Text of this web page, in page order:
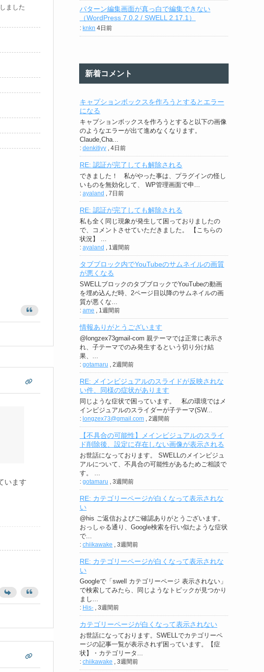
ました
います
パターン編集画面が真っ白で編集できない
（WordPress 7.0.2 / SWELL 2.17.1）
: knkn 4日前
新着コメント
キャプションボックスを作ろうとするとエラー
になる
キャプションボックスを作ろうとすると以下の画像
のようなエラーが出て進めなくなります。
Claude,Cha...
: denkitiyy 4日前
RE: 認証が完了しても解除される
できました！ 私がやった事は、プラグインの怪し
いものを無効化して、 WP管理画面で申...
: ayaland 7日前
RE: 認証が完了しても解除される
私も全く同じ現象が発生して困っておりましたの
で、コメントさせていただきました。 【こちらの
状況】 ...
: ayaland 1週間前
タブブロック内でYouTubeのサムネイルの画質
が悪くなる
SWELLブロックのタブブロックでYouTubeの動画
を埋め込んだ時、2ページ目以降のサムネイルの画
質が悪くな...
: ame 1週間前
情報ありがとうございます
@longzex73gmail-com 親テーマでは正常に表示さ
れ、子テーマでのみ発生するという切り分け結
果、...
: gotamaru 2週間前
RE: メインビジュアルのスライドが反映されな
い件、同様の症状があります
同じような症状で困っています。 私の環境ではメ
インビジュアルのスライダーが子テーマ(SW...
: longzex73@gmail.com 2週間前
【不具合の可能性】メインビジュアルのスライ
ド削除後、設定に存在しない画像が表示される
お世話になっております。 SWELLのメインビジュ
アルについて、不具合の可能性があるためご相談で
す。 ...
: gotamaru 3週間前
RE: カテゴリーページが白くなって表示されな
い
@his ご返信およびご確認ありがとうございます。
おっしゃる通り、Google検索を行い似たような症状
で...
: chiikawake 3週間前
RE: カテゴリーページが白くなって表示されな
い
Googleで「swell カテゴリーページ 表示されない」
で検索してみたら、同じようなトピックが見つかり
まし...
: His- 3週間前
カテゴリーページが白くなって表示されない
お世話になっております。SWELLでカテゴリーペ
ージの記事一覧が表示されず困っています。【症
状】・カテゴリータ...
: chiikawake 3週間前